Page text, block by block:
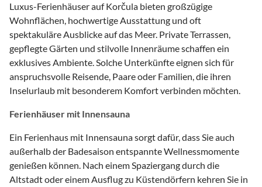
Luxus-Ferienhäuser auf Korčula bieten großzügige
Wohnflächen, hochwertige Ausstattung und oft
spektakuläre Ausblicke auf das Meer. Private Terrassen,
gepflegte Gärten und stilvolle Innenräume schaffen ein
exklusives Ambiente. Solche Unterkünfte eignen sich für
anspruchsvolle Reisende, Paare oder Familien, die ihren
Inselurlaub mit besonderem Komfort verbinden möchten.
Ferienhäuser mit Innensauna
Ein Ferienhaus mit Innensauna sorgt dafür, dass Sie auch
außerhalb der Badesaison entspannte Wellnessmomente
genießen können. Nach einem Spaziergang durch die
Altstadt oder einem Ausflug zu Küstendörfern kehren Sie in